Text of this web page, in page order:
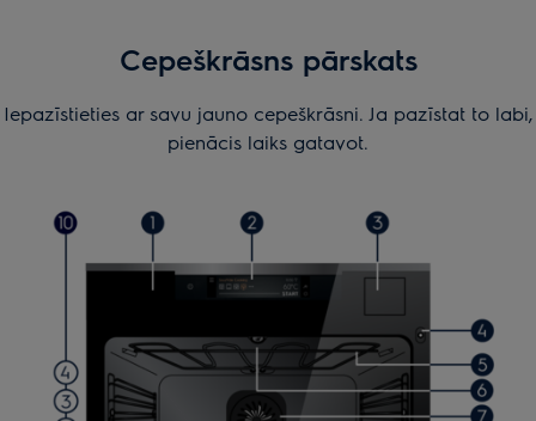
Cepeškrāsns pārskats
Iepazīstieties ar savu jauno cepeškrāsni. Ja pazīstat to labi,
pienācis laiks gatavot.